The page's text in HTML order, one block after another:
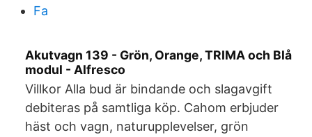
Fa
Akutvagn 139 - Grön, Orange, TRIMA och Blå
modul - Alfresco
Villkor Alla bud är bindande och slagavgift
debiteras på samtliga köp. Cahom erbjuder
häst och vagn, naturupplevelser, grön